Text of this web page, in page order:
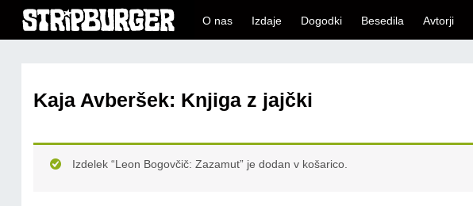
O nas Izdaje Dogodki Besedila Avtorji
Kaja Avberšek: Knjiga z jajčki
Izdelek “Leon Bogovčič: Zazamut” je dodan v košarico.